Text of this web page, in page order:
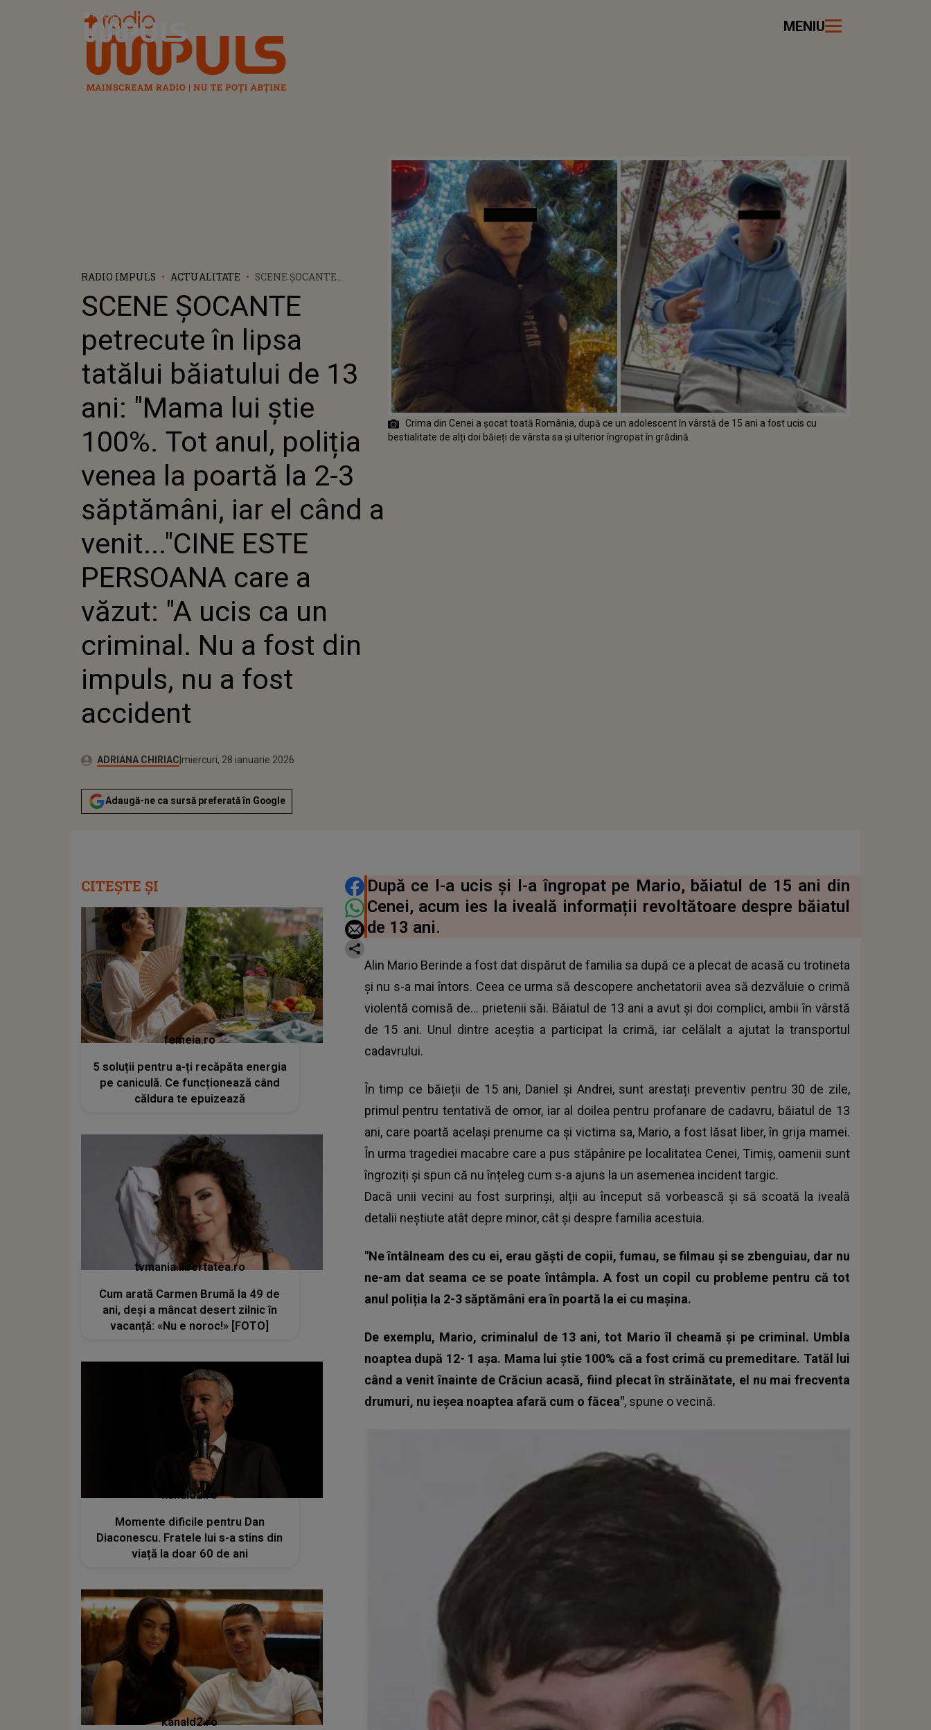
Radio Impuls MENIU
RADIO IMPULS ACTUALITATE
SCENE ȘOCANTE
TATĂLUI BĂIATULUI DE 13
ANI: "MAMA LUI ȘTIE
100%. TOT ANUL, POLIȚIA
VENEA LA POARTĂ LA 2-3
SĂPTĂMÂNI, IAR EL CÂND
A VENIT..."CINE ESTE
PERSOANA CARE A VĂZUT:
"A UCIS CA UN CRIMINAL.
NU A FOST DIN IMPULS,
NU A FOST ACCIDENT
SCENE ȘOCANTE
petrecute în lipsa
tatălui băiatului de 13
ani: "Mama lui știe
100%. Tot anul, poliția
venea la poartă la 2-3
săptămâni, iar el când a
venit..."CINE ESTE
PERSOANA care a
văzut: "A ucis ca un
criminal. Nu a fost din
impuls, nu a fost
accident
Autor:ADRIANA CHIRIACPublicat:
miercuri, 28 ianuarie 2026
Actualizat:
miercuri, 28 ianuarie 2026
Adaugă-ne ca sursă preferată în Google
Crima din Cenei a șocat toată România, după ce un adolescent în vârstă de 15 ani a fost ucis cu
bestialitate de alți doi băieți de vârsta sa și ulterior îngropat în grădină.
DISTRIBUIE ARTICOLUL
După ce l-a ucis şi l-a îngropat pe Mario, băiatul de 15 ani din
Cenei, acum ies la iveală informații revoltătoare despre băiatul
de 13 ani.
Alin Mario Berinde a fost dat dispărut de familia sa după ce a plecat de acasă cu trotineta
și nu s-a mai întors. Ceea ce urma să descopere anchetatorii avea să dezvăluie o crimă
violentă comisă de… prietenii săi. Băiatul de 13 ani a avut și doi complici, ambii în vârstă
de 15 ani. Unul dintre aceștia a participat la crimă, iar celălalt a ajutat la transportul
cadavrului.
În timp ce băieții de 15 ani, Daniel și Andrei, sunt arestați preventiv pentru 30 de zile,
primul pentru tentativă de omor, iar al doilea pentru profanare de cadavru, băiatul de 13
ani, care poartă același prenume ca și victima sa, Mario, a fost lăsat liber, în grija mamei.
În urma tragediei macabre care a pus stăpânire pe localitatea Cenei, Timiș, oamenii sunt
îngroziți și spun că nu înțeleg cum s-a ajuns la un asemenea incident targic.
Dacă unii vecini au fost surprinși, alții au început să vorbească și să scoată la iveală
detalii neștiute atât depre minor, cât și despre familia acestuia.
"Ne întâlneam des cu ei, erau găști de copii, fumau, se filmau și se zbenguiau, dar nu
ne-am dat seama ce se poate întâmpla. A fost un copil cu probleme pentru că tot
anul poliția la 2-3 săptămâni era în poartă la ei cu mașina.
De exemplu, Mario, criminalul de 13 ani, tot Mario îl cheamă și pe criminal. Umbla
noaptea după 12- 1 așa. Mama lui știe 100% că a fost crimă cu premeditare. Tatăl lui
când a venit înainte de Crăciun acasă, fiind plecat în străinătate, el nu mai frecventa
drumuri, nu ieșea noaptea afară cum o făcea", spune o vecină.
CITEȘTE ȘI
femeia.ro
5 soluții pentru a-ți recăpăta energia
pe caniculă. Ce funcționează când
căldura te epuizează
tvmania.libertatea.ro
Cum arată Carmen Brumă la 49 de
ani, deși a mâncat desert zilnic în
vacanță: «Nu e noroc!» [FOTO]
kanald2.ro
Momente dificile pentru Dan
Diaconescu. Fratele lui s-a stins din
viață la doar 60 de ani
kanald2.ro